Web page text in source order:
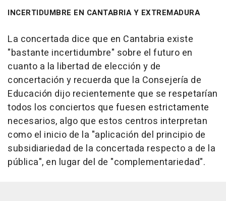
INCERTIDUMBRE EN CANTABRIA Y EXTREMADURA
La concertada dice que en Cantabria existe
"bastante incertidumbre" sobre el futuro en
cuanto a la libertad de elección y de
concertación y recuerda que la Consejería de
Educación dijo recientemente que se respetarían
todos los conciertos que fuesen estrictamente
necesarios, algo que estos centros interpretan
como el inicio de la "aplicación del principio de
subsidiariedad de la concertada respecto a de la
pública", en lugar del de "complementariedad".